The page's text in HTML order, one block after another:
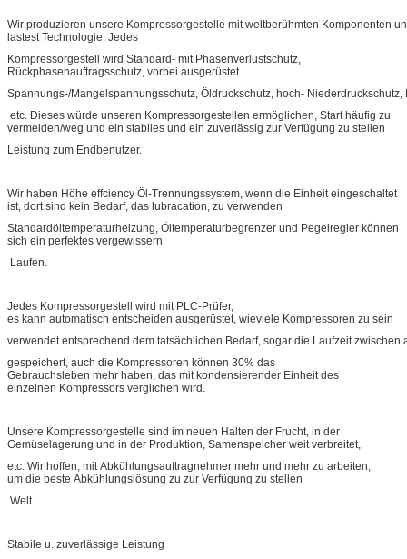
Wir produzieren unsere Kompressorgestelle mit weltberühmten Komponenten
lastest Technologie. Jedes
Kompressorgestell wird Standard- mit Phasenverlustschutz,
Rückphasenauftragsschutz, vorbei ausgerüstet
Spannungs-/Mangelspannungsschutz, Öldruckschutz, hoch- Niederdruckschutz,
etc. Dieses würde unseren Kompressorgestellen ermöglichen, Start häufig zu
vermeiden/weg und ein stabiles und ein zuverlässig zur Verfügung zu stellen
Leistung zum Endbenutzer.
Wir haben Höhe effciency Öl-Trennungssystem, wenn die Einheit eingeschaltet
ist, dort sind kein Bedarf, das lubracation, zu verwenden
Standardöltemperaturheizung, Öltemperaturbegrenzer und Pegelregler können
sich ein perfektes vergewissern
Laufen.
Jedes Kompressorgestell wird mit PLC-Prüfer,
es kann automatisch entscheiden ausgerüstet, wieviele Kompressoren zu sein
verwendet entsprechend dem tatsächlichen Bedarf, sogar die Laufzeit
gespeichert, auch die Kompressoren können 30% das
Gebrauchsleben mehr haben, das mit kondensierender Einheit des
einzelnen Kompressors verglichen wird.
Unsere Kompressorgestelle sind im neuen Halten der Frucht, in der
Gemüselagerung und in der Produktion, Samenspeicher weit verbreitet,
etc. Wir hoffen, mit Abkühlungsauftragnehmer mehr und mehr zu arbeiten,
um die beste Abkühlungslösung zu zur Verfügung zu stellen
Welt.
Stabile u. zuverlässige Leistung